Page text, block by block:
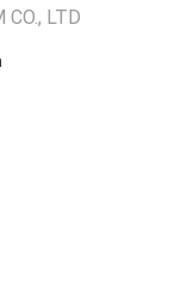
CO., LTD